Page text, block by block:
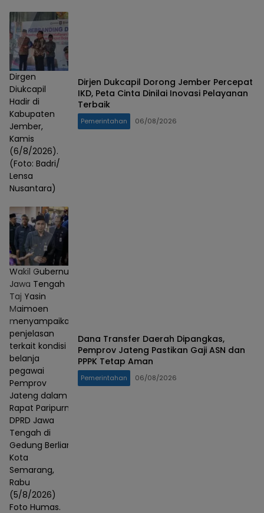
Dirgen
Diukcapil
Hadir di
Kabupaten
Jember,
Kamis
(6/8/2026).
(Foto: Badri/
Lensa
Nusantara)
Dirjen Dukcapil Dorong Jember Percepat
IKD, Peta Cinta Dinilai Inovasi Pelayanan
Terbaik
Pemerintahan 06/08/2026
Wakil Gubernur
Jawa Tengah
Taj Yasin
Maimoen
menyampaikan
penjelasan
terkait kondisi
belanja
pegawai
Pemprov
Jateng dalam
Rapat Paripurna
DPRD Jawa
Tengah di
Gedung Berlian,
Kota
Semarang,
Rabu
(5/8/2026)
Foto Humas.
Dana Transfer Daerah Dipangkas,
Pemprov Jateng Pastikan Gaji ASN dan
PPPK Tetap Aman
Pemerintahan 06/08/2026